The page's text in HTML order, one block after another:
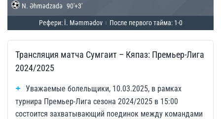
N. Əhmədzadə 90'+3'
Рефери: İ. Məmmədov После первого тайма: 1-0
Трансляция матча Сумгаит – Кяпаз: Премьер-Лига
2024/2025
Уважаемые болельщики, 10.03.2025, в рамках
турнира Премьер-Лига сезона 2024/2025 в 15:00
состоится захватывающий поединок между командами